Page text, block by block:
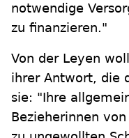
notwendige
zu finanzieren."
Von der Leyen
ihrer Antwort, die
sie: "Ihre
Bezieherinnen